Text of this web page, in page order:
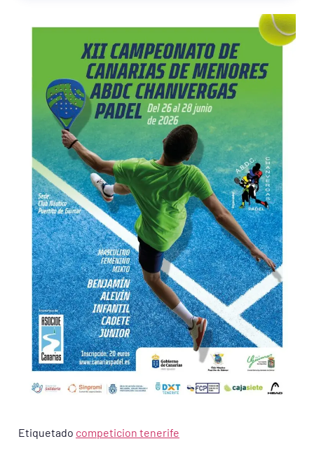
Etiquetado competicion tenerife